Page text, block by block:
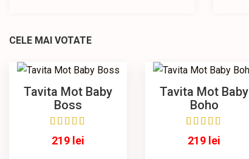
CELE MAI VOTATE
Tavita Mot Baby
Boss
219 lei
Tavita Mot Baby
Boho
219 lei